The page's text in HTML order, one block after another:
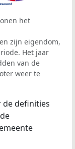
het
zijn eigendom,
Het jaar
van de
weer te
definities